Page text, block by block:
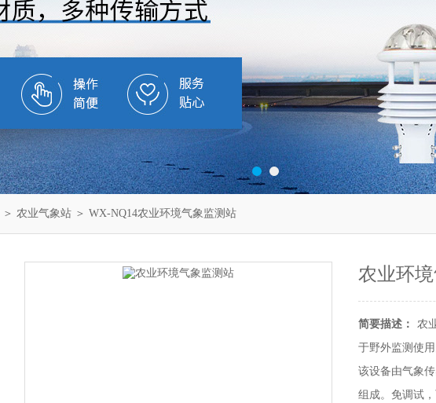
＞ 农业气象站 ＞ WX-NQ14农业环境气象监测站
农业环
简要描述：
农
于野外监测使
该设备由气象
组成。免调试